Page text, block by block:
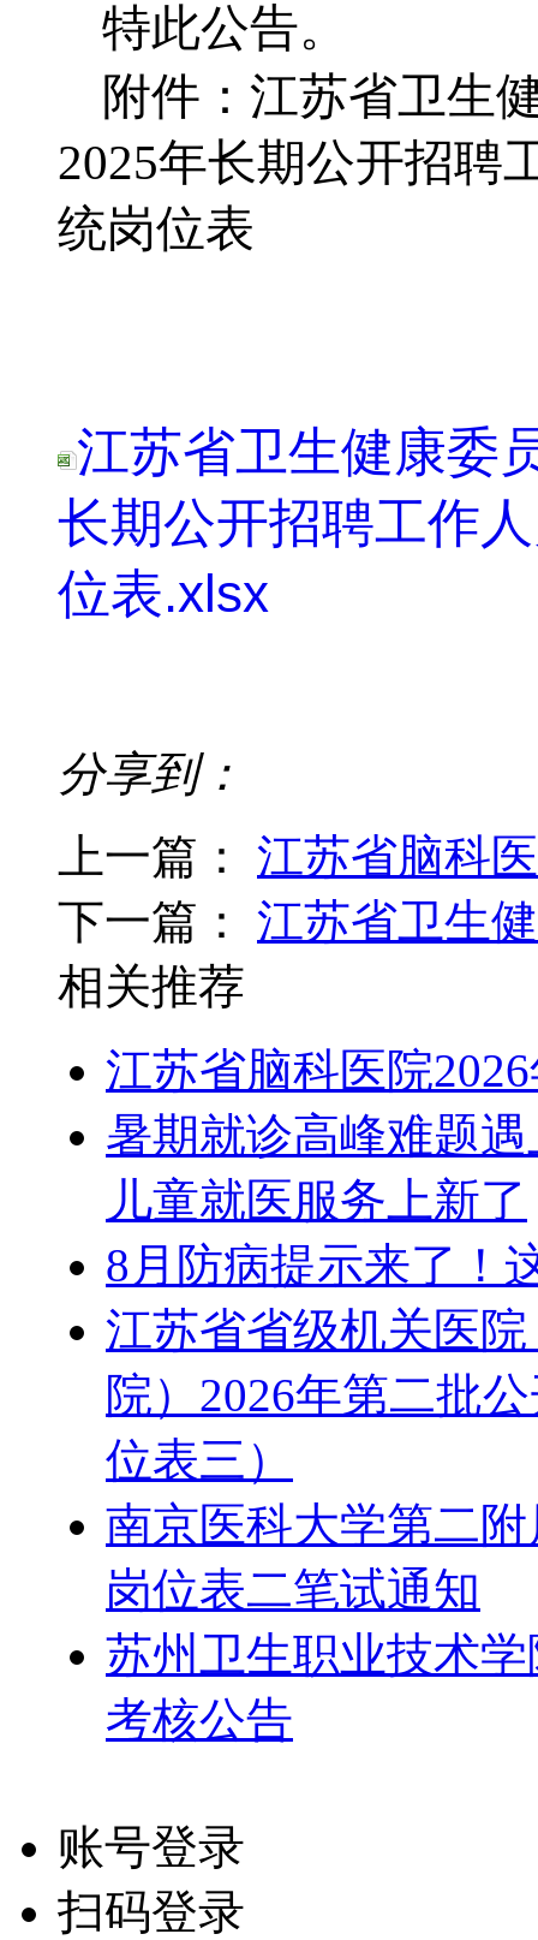
特此公告。
附件：江苏省卫生
2025年长期公开招聘
统岗位表
江苏省卫生健康委
长期公开招聘工作
位表.xlsx
分享到：
上一篇： 江苏省脑科
下一篇： 江苏省卫生
相关推荐
江苏省脑科医院
暑期就诊高峰难题
儿童就医服务上新了
8月防病提示来了！
江苏省省级机关医
院）2026年第二批
位表三）
南京医科大学第二
岗位表二笔试通知
苏州卫生职业技术
考核公告
账号登录
扫码登录